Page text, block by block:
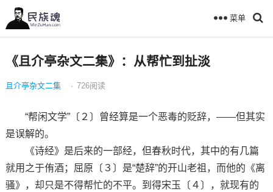
菜单
《且介亭杂文二集》：从帮忙到扯淡
且介亭杂文二集 · 726阅读
“帮闲文学”〔２〕曾经算是一个恶毒的贬辞，——但其实
是误解的。
《诗经》是后来的一部经，但春秋时代，其中的有几篇
就用之于侑酒；屈原〔３〕是“楚辞”的开山老祖，而他的《离
骚》，却只是不得帮忙的不平。到得宋玉〔４〕，就现有的